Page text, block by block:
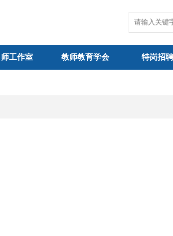
工作室 教师教育学会 特岗招